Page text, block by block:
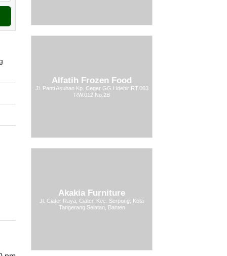
Alfatih Frozen Food
Jl. Panti Asuhan Kp. Ceger GG Hdehir RT.003
RW.012 No.2B
Akakia Furniture
Jl. Ciater Raya, Ciater, Kec. Serpong, Kota
Tangerang Selatan, Banten